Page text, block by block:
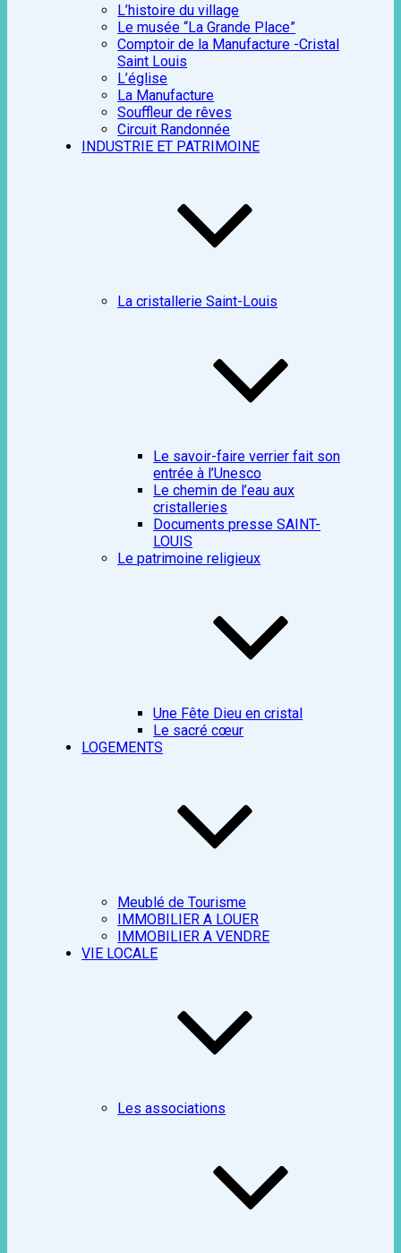
L’histoire du village
Le musée “La Grande Place”
Comptoir de la Manufacture -Cristal
Saint Louis
L’église
La Manufacture
Souffleur de rêves
Circuit Randonnée
INDUSTRIE ET PATRIMOINE
La cristallerie Saint-Louis
Le savoir-faire verrier fait son
entrée à l’Unesco
Le chemin de l’eau aux
cristalleries
Documents presse SAINT-
LOUIS
Le patrimoine religieux
Une Fête Dieu en cristal
Le sacré cœur
LOGEMENTS
Meublé de Tourisme
IMMOBILIER A LOUER
IMMOBILIER A VENDRE
VIE LOCALE
Les associations